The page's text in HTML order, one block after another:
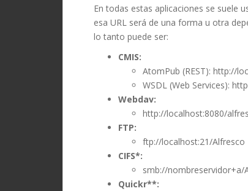
En todas estas aplicaciones se suele
esa URL será de una forma u otra
lo tanto puede ser:
CMIS:
AtomPub (REST): http://
WSDL (Web Services):
Webdav:
http://localhost:8080/
FTP:
ftp://localhost:21/Alfresco
CIFS*:
smb://nombreservidor+a/
Quickr**: